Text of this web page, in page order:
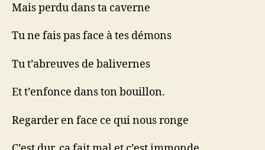
Mais perdu dans ta caverne
Tu ne fais pas face à tes démons
Tu t’abreuves de balivernes
Et t’enfonce dans ton bouillon.
Regarder en face ce qui nous ronge